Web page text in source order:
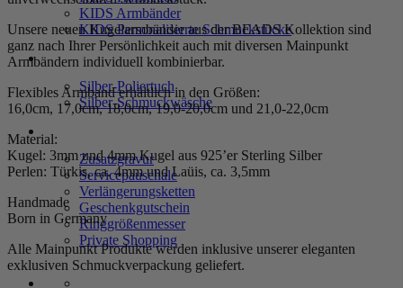
KIDS Armbänder
KIDS Personalisierte Schmuckstücke
PRODUKTPFLEGE
Silber-Poliertuch
Silber-Schmuckwäsche
SERVICE
Zusatzgravur
Servicepauschale
Verlängerungsketten
Geschenkgutschein
Ringgrößenmesser
Private Shopping
Unsere neuen Kugelarmbänder aus der BEADS Kollektion sind
ganz nach Ihrer Persönlichkeit auch mit diversen Mainpunkt
Armbändern individuell kombinierbar.
Flexibles Armband erhältlich in den Größen:
16,0cm, 17,0cm, 18,0cm, 19,0-20,0cm und 21,0-22,0cm
Material:
Kugel: 3mm und 4mm Kugel aus 925’er Sterling Silber
Perlen: Türkis, ca. 4mm und Laüis, ca. 3,5mm
Handmade
Born in Germany
Alle Mainpunkt Produkte werden inklusive unserer eleganten
exklusiven Schmuckverpackung geliefert.